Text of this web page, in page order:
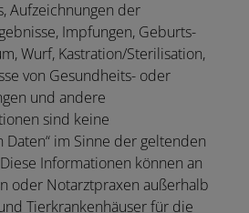
Aufzeichnungen der
Impfungen, Geburts-
Wurf, Kastration/Sterilisation,
von Gesundheits- oder
und andere
sind keine
Daten“ im Sinne der geltenden
Informationen können an
oder Notarztpraxen außerhalb
Tierkrankenhäuser für die